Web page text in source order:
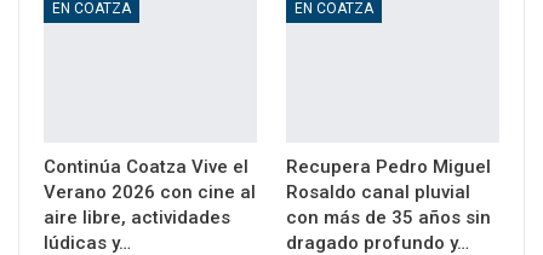
EN COATZA
Continúa Coatza Vive el
Verano 2026 con cine al
aire libre, actividades
lúdicas y…
EN COATZA
Recupera Pedro Miguel
Rosaldo canal pluvial
con más de 35 años sin
dragado profundo y…